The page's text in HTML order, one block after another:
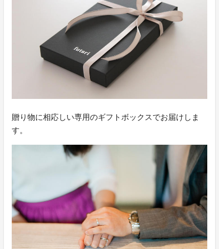
贈り物に相応しい専用のギフトボックスでお届けしま
す。